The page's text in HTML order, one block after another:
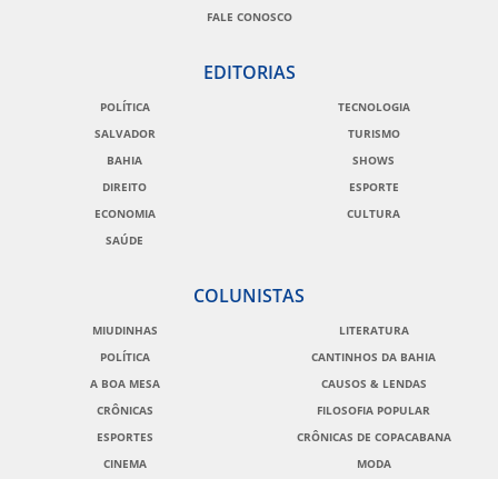
FALE CONOSCO
EDITORIAS
POLÍTICA
SALVADOR
BAHIA
DIREITO
ECONOMIA
SAÚDE
TECNOLOGIA
TURISMO
SHOWS
ESPORTE
CULTURA
COLUNISTAS
MIUDINHAS
POLÍTICA
A BOA MESA
CRÔNICAS
ESPORTES
CINEMA
LITERATURA
CANTINHOS DA BAHIA
CAUSOS & LENDAS
FILOSOFIA POPULAR
CRÔNICAS DE COPACABANA
MODA